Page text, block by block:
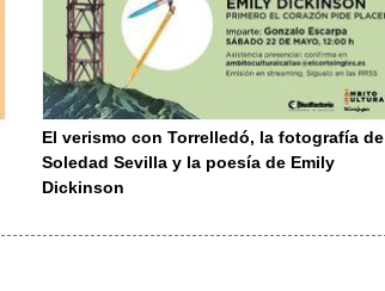
El verismo con Torrelledó, la fotografía de
Soledad Sevilla y la poesía de Emily
Dickinson